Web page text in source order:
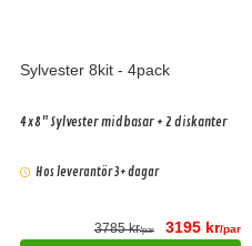
Sylvester 8kit - 4pack
4x8" Sylvester midbasar + 2 diskanter
Hos leverantör 3+ dagar
3785 kr/par 3195 kr/par